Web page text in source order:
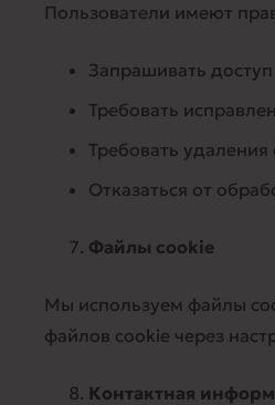
Пользователи имеют
Запрашивать
Требовать
Требовать
Отказаться от
Файлы cookie
Мы используем файлы
файлов cookie через
Контактная